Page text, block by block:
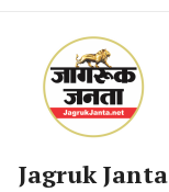
Jagruk Janta